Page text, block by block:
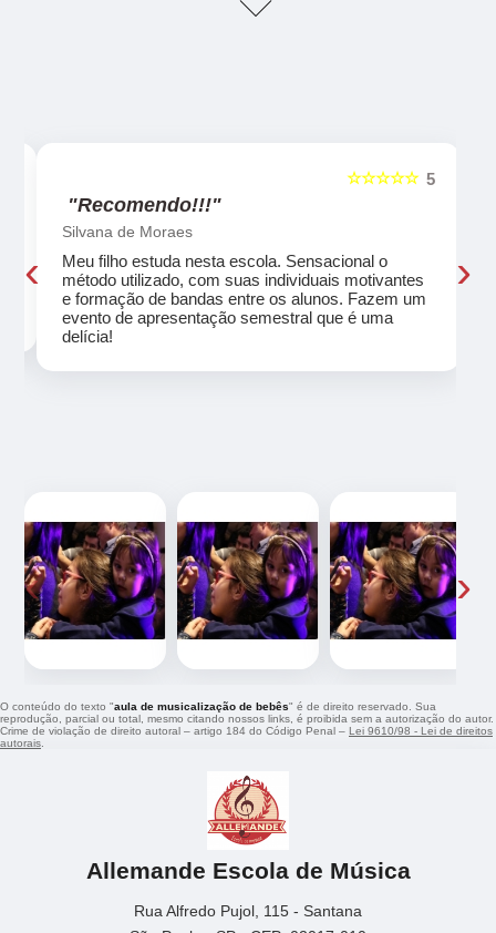
5
☆☆☆☆☆
"Recomendo!!!"
Silvana de Moraes
Meu filho estuda nesta escola. Sensacional o
método utilizado, com suas individuais motivantes
e formação de bandas entre os alunos. Fazem um
evento de apresentação semestral que é uma
delícia!
‹ ›
‹ ›
O conteúdo do texto "aula de musicalização de bebês" é de direito reservado. Sua
reprodução, parcial ou total, mesmo citando nossos links, é proibida sem a autorização do autor.
Crime de violação de direito autoral – artigo 184 do Código Penal – Lei 9610/98 - Lei de direitos
autorais
Allemande Escola de Música
Rua Alfredo Pujol, 115 - Santana